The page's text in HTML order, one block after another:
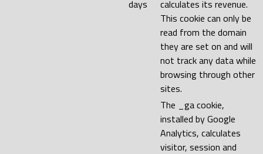
days
calculates its revenue.
This cookie can only be
read from the domain
they are set on and will
not track any data while
browsing through other
sites.
The _ga cookie,
installed by Google
Analytics, calculates
visitor, session and